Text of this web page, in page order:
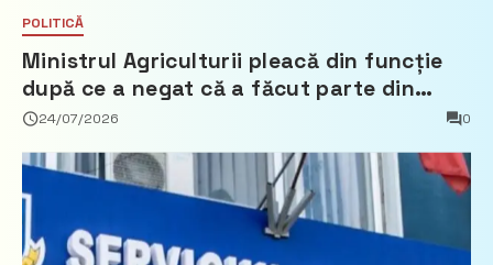
POLITICĂ
Ministrul Agriculturii pleacă din funcție
după ce a negat că a făcut parte din
Partidul Democrat
24/07/2026 0